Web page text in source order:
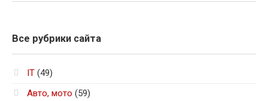
Все рубрики сайта
IT (49)
Авто, мото (59)